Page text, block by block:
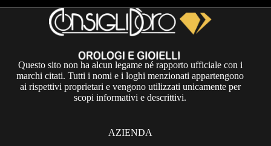
Questo sito non ha alcun legame né rapporto ufficiale con i
marchi citati. Tutti i nomi e i loghi menzionati appartengono
ai rispettivi proprietari e vengono utilizzati unicamente per
scopi informativi e descrittivi.
AZIENDA